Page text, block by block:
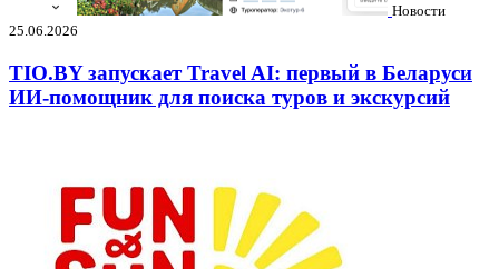
Новости
25.06.2026
TIO.BY запускает Travel AI: первый в Беларуси
ИИ-помощник для поиска туров и экскурсий